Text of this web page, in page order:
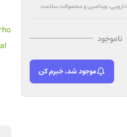
دارویی، ویتامین و محصولات سلامت
ناموجود
موجود شد، خبرم کن